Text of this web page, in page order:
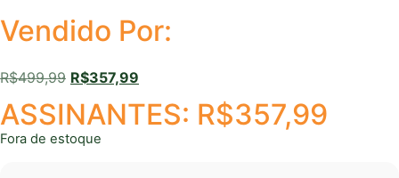
Vendido Por:
R$499,99 R$357,99
ASSINANTES: R$357,99
Fora de estoque